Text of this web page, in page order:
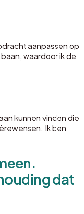
aanpassen op
waardoor ik de
kunnen vinden die
Ik ben
dat